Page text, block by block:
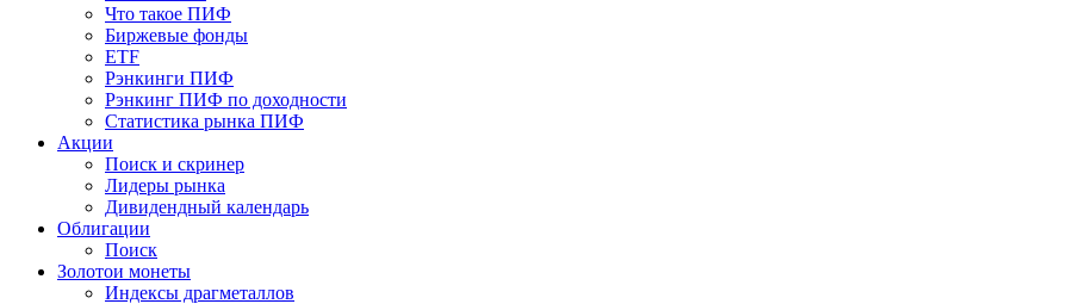
Что такое ПИФ
Биржевые фонды
ETF
Рэнкинги ПИФ
Рэнкинг ПИФ по доходности
Статистика рынка ПИФ
Акции
Поиск и скринер
Лидеры рынка
Дивидендный календарь
Облигации
Поиск
Золотои монеты
Индексы драгметаллов